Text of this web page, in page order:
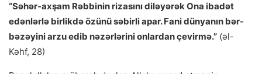
“Səhər-axşam Rəbbinin rizasını diləyərək Ona ibadət
edənlərlə birlikdə özünü səbirli apar. Fani dünyanın bər-
bəzəyini arzu edib nəzərlərini onlardan çevirmə.” (əl-
Kəhf, 28)